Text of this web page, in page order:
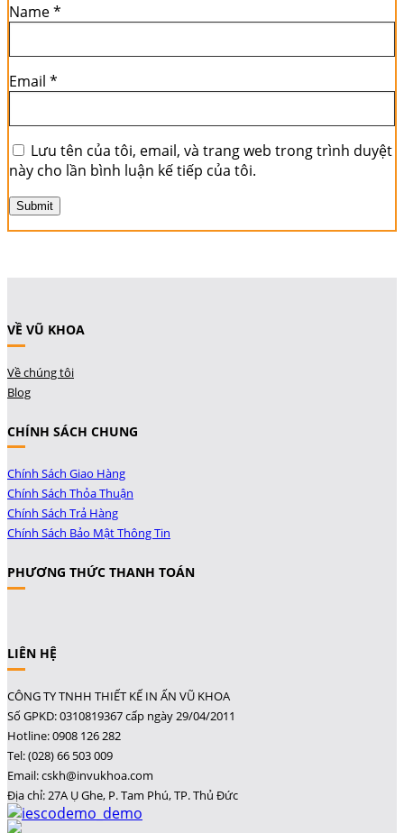
Name*
Email *
Lưu tên của tôi, email, và trang web trong trình duyệt
này cho lần bình luận kế tiếp của tôi.
VỀ VŨ KHOA
Về chúng tôi
Blog
CHÍNH SÁCH CHUNG
Chính Sách Giao Hàng
Chính Sách Thỏa Thuận
Chính Sách Trả Hàng
Chính Sách Bảo Mật Thông Tin
PHƯƠNG THỨC THANH TOÁN
LIÊN HỆ
CÔNG TY TNHH THIẾT KẾ IN ẤN VŨ KHOA
Số GPKD: 0310819367 cấp ngày 29/04/2011
Hotline: 0908 126 282
Tel: (028) 66 503 009
Email: cskh@invukhoa.com
Địa chỉ: 27A Ụ Ghe, P. Tam Phú, TP. Thủ Đức